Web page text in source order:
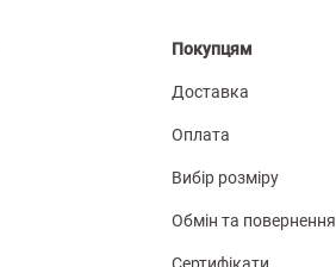
Покупцям
Доставка
Оплата
Вибір розміру
Обмін та повернення
Сертифікати